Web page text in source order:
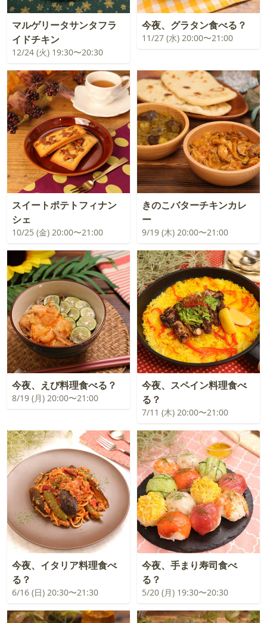
マルゲリータサンタフラ
イドチキン
12/24 (火) 19:30〜20:30
今夜、グラタン食べる？
11/27 (水) 20:00〜21:00
スイートポテトフィナン
シェ
10/25 (金) 20:00〜21:00
きのこバターチキンカレ
ー
9/19 (木) 20:00〜21:00
今夜、えび料理食べる？
8/19 (月) 20:00〜21:00
今夜、スペイン料理食べ
る？
7/11 (木) 20:00〜21:00
今夜、イタリア料理食べ
る？
6/16 (日) 20:30〜21:30
今夜、手まり寿司食べ
る？
5/20 (月) 19:30〜20:30